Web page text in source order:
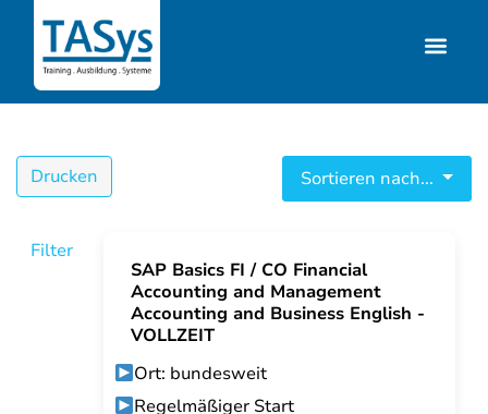
Drucken Sortieren nach...
Filter
SAP Basics FI / CO Financial
Accounting and Management
Accounting and Business English -
VOLLZEIT
Ort: bundesweit
Regelmäßiger Start